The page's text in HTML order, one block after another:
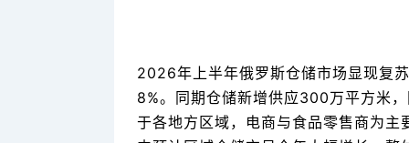
2026年上半年俄罗斯仓储市场显现复
8%。同期仓储新增供应300万平方米
于各地方区域，电商与食品零售商为